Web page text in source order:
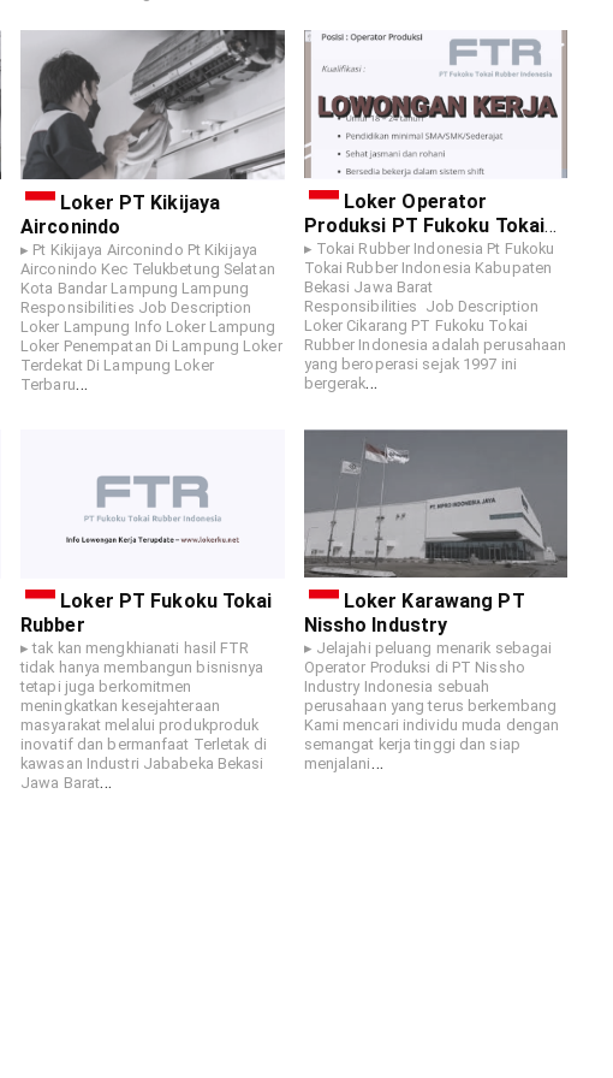
Loker PT Kikijaya
Airconindo
▸ Pt Kikijaya Airconindo Pt Kikijaya
Airconindo Kec Telukbetung Selatan
Kota Bandar Lampung Lampung
Responsibilities Job Description
Loker Lampung Info Loker Lampung
Loker Penempatan Di Lampung Loker
Terdekat Di Lampung Loker
Terbaru…
Loker Operator
Produksi PT Fukoku Tokai
Rubber
▸ Tokai Rubber Indonesia Pt Fukoku
Tokai Rubber Indonesia Kabupaten
Bekasi Jawa Barat
Responsibilities Job Description
Loker Cikarang PT Fukoku Tokai
Rubber Indonesia adalah perusahaan
yang beroperasi sejak 1997 ini
bergerak…
Loker PT Fukoku Tokai
Rubber
▸ tak kan mengkhianati hasil FTR
tidak hanya membangun bisnisnya
tetapi juga berkomitmen
meningkatkan kesejahteraan
masyarakat melalui produkproduk
inovatif dan bermanfaat Terletak di
kawasan Industri Jababeka Bekasi
Jawa Barat…
Loker Karawang PT
Nissho Industry
▸ Jelajahi peluang menarik sebagai
Operator Produksi di PT Nissho
Industry Indonesia sebuah
perusahaan yang terus berkembang
Kami mencari individu muda dengan
semangat kerja tinggi dan siap
menjalani…